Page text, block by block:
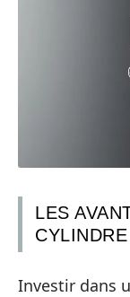
LES
Investir dans